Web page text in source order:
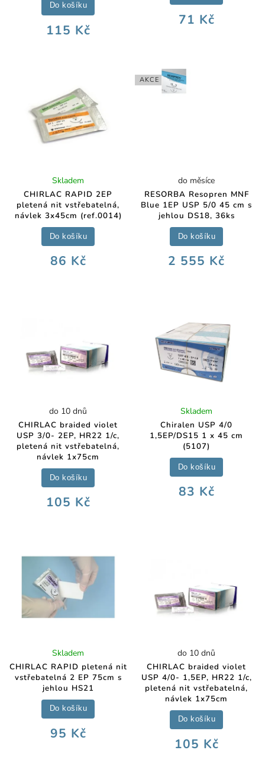
115 Kč
Do košíku
71 Kč
CHIRLAC RAPID 2EP
pletená nit vstřebatelná,
návlek 3x45cm (ref.0014)
Skladem
86 Kč
Do košíku
AKCE
RESORBA Resopren MNF
Blue 1EP USP 5/0 45 cm s
jehlou DS18, 36ks
do měsíce
2 555 Kč
Do košíku
CHIRLAC braided violet
USP 3/0- 2EP, HR22 1/c,
pletená nit vstřebatelná,
návlek 1x75cm
do 10 dnů
105 Kč
Do košíku
Chiralen USP 4/0
1,5EP/DS15 1 x 45 cm
(5107)
Skladem
83 Kč
Do košíku
CHIRLAC RAPID pletená nit
vstřebatelná 2 EP 75cm s
jehlou HS21
Skladem
95 Kč
Do košíku
CHIRLAC braided violet
USP 4/0- 1,5EP, HR22 1/c,
pletená nit vstřebatelná,
návlek 1x75cm
do 10 dnů
105 Kč
Do košíku